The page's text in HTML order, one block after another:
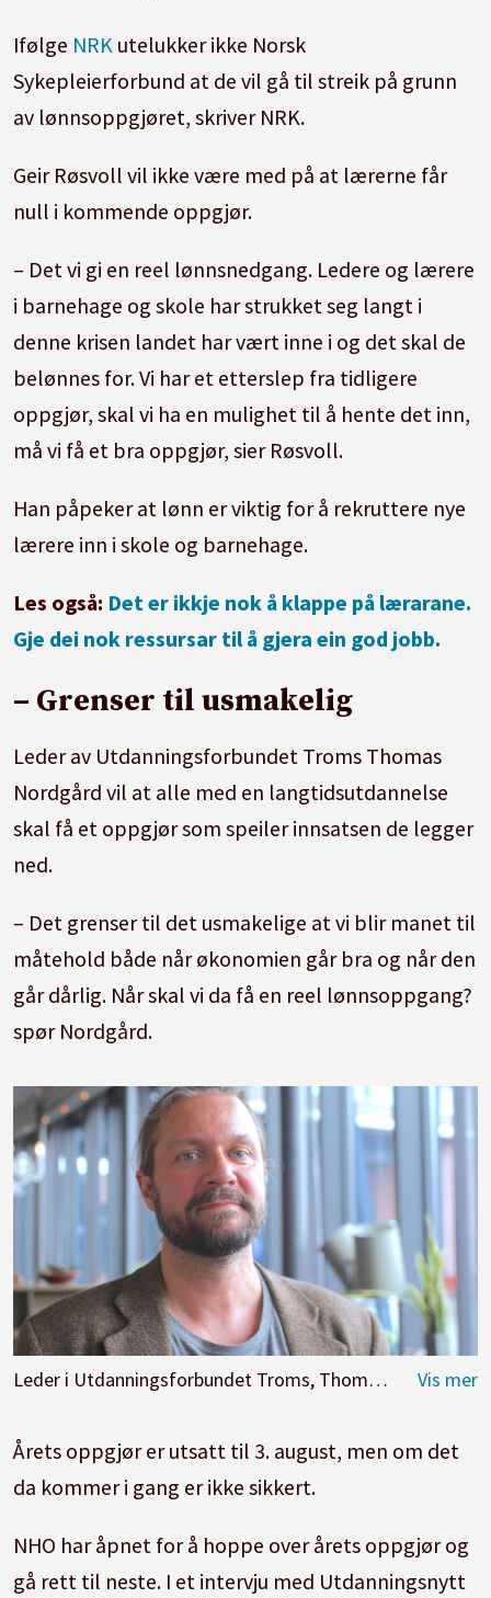
Ifølge NRK utelukker ikke Norsk
Sykepleierforbund at de vil gå til streik på grunn
av lønnsoppgjøret, skriver NRK.
Geir Røsvoll vil ikke være med på at lærerne får
null i kommende oppgjør.
– Det vi gi en reel lønnsnedgang. Ledere og lærere
i barnehage og skole har strukket seg langt i
denne krisen landet har vært inne i og det skal de
belønnes for. Vi har et etterslep fra tidligere
oppgjør, skal vi ha en mulighet til å hente det inn,
må vi få et bra oppgjør, sier Røsvoll.
Han påpeker at lønn er viktig for å rekruttere nye
lærere inn i skole og barnehage.
Les også: Det er ikkje nok å klappe på lærarane.
Gje dei nok ressursar til å gjera ein god jobb.
– Grenser til usmakelig
Leder av Utdanningsforbundet Troms Thomas
Nordgård vil at alle med en langtidsutdannelse
skal få et oppgjør som speiler innsatsen de legger
ned.
– Det grenser til det usmakelige at vi blir manet til
måtehold både når økonomien går bra og når den
går dårlig. Når skal vi da få en reel lønnsoppgang?
spør Nordgård.
Leder i Utdanningsforbundet Troms, Thomas Nordgård.
Årets oppgjør er utsatt til 3. august, men om det
da kommer i gang er ikke sikkert.
NHO har åpnet for å hoppe over årets oppgjør og
gå rett til neste. I et intervju med Utdanningsnytt